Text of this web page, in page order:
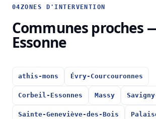
04ZONES D'INTERVENTION
Communes proches
Essonne
athis-mons Évry-Courcouronnes
Corbeil-Essonnes Massy
Sainte-Geneviève-des-Bois